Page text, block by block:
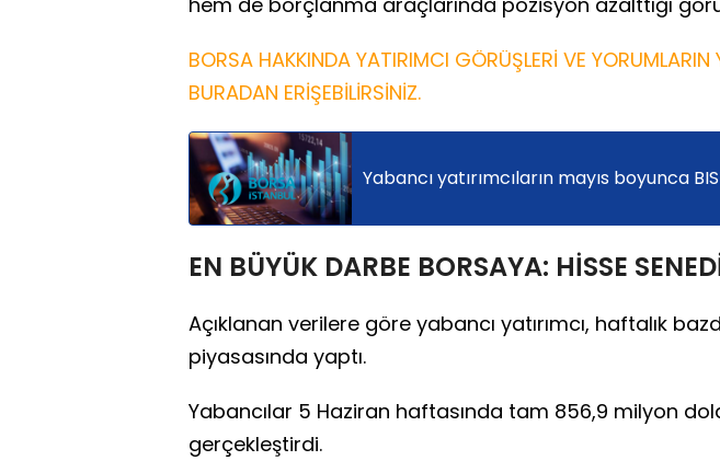
BORSA HAKKINDA YATIRIMCI GÖRÜŞLERİ VE
BURADAN ERİŞEBİLİRSİNİZ.
Yabancı yatırımcıların mayıs boyunca
EN BÜYÜK DARBE BORSAYA: HİSSE
Açıklanan verilere göre yabancı yatırımcı, haftalık
piyasasında yaptı.
Yabancılar 5 Haziran haftasında tam 856,9 milyon
gerçekleştirdi.